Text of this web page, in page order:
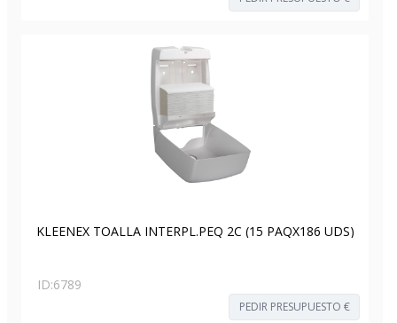
KLEENEX TOALLA INTERPL.PEQ 2C (15 PAQX186 UDS)
ID:6789
PEDIR PRESUPUESTO €